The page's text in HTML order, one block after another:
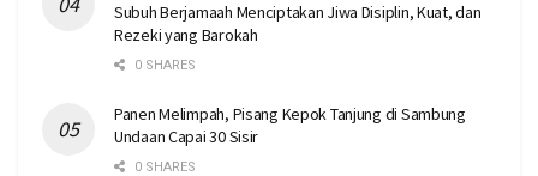
Subuh Berjamaah Menciptakan Jiwa Disiplin, Kuat, dan
Rezeki yang Barokah
0 SHARES
Panen Melimpah, Pisang Kepok Tanjung di Sambung
Undaan Capai 30 Sisir
0 SHARES